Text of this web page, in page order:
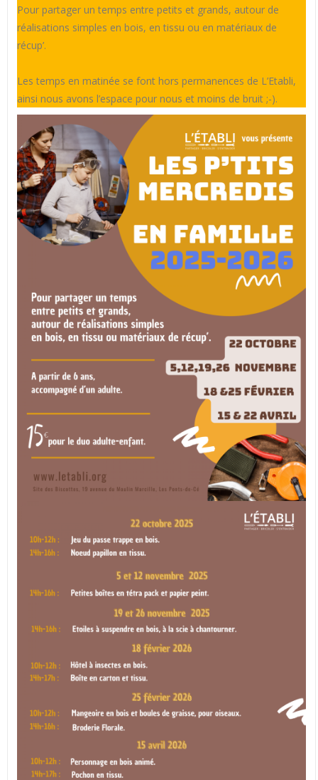
Pour partager un temps entre petits et grands, autour de
réalisations simples en bois, en tissu ou en matériaux de
récup’.
Les temps en matinée se font hors permanences de L’Etabli,
ainsi nous avons l’espace pour nous et moins de bruit ;-).